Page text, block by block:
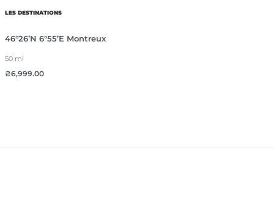
LES DESTINATIONS
46°26’N 6°55’E Montreux
50 ml
₴6,999.00